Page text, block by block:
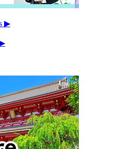
▶︎